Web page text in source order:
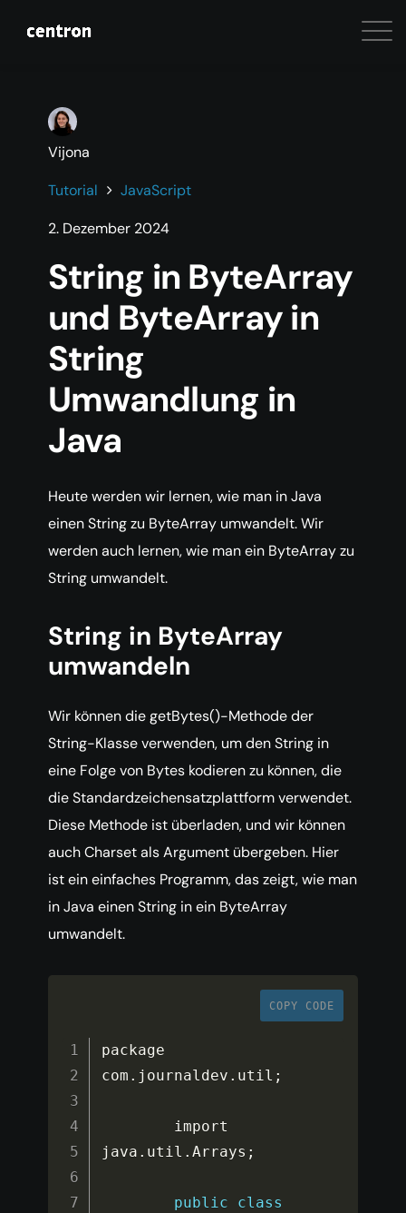
Vijona
Tutorial
JavaScript
2. Dezember 2024
String in ByteArray
und ByteArray in
String
Umwandlung in
Java
Heute werden wir lernen, wie man in Java
einen String zu ByteArray umwandelt. Wir
werden auch lernen, wie man ein ByteArray zu
String umwandelt.
String in ByteArray
umwandeln
Wir können die getBytes()-Methode der
String-Klasse verwenden, um den String in
eine Folge von Bytes kodieren zu können, die
die Standardzeichensatzplattform verwendet.
Diese Methode ist überladen, und wir können
auch Charset als Argument übergeben. Hier
ist ein einfaches Programm, das zeigt, wie man
in Java einen String in ein ByteArray
umwandelt.
COPY CODE
package
com . journaldev . util ;
java . util .Arrays ;
public
class